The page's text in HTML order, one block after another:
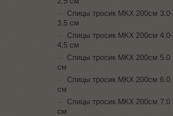
Спицы тросик MKX 200см 3.0-
3.5 см
Спицы тросик MKX 200см 4.0-
4.5 см
Спицы тросик MKX 200см 5.0
см
Спицы тросик MKX 200см 6.0
см
Спицы тросик MKX 200см 7.0
см